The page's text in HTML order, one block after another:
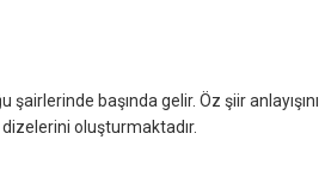
başında gelir. Öz şiir anlayışını
oluşturmaktadır.